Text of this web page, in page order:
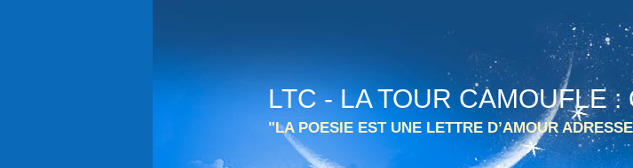
LTC - LA TOUR CAMOUFLE
"LA POESIE EST UNE LETTRE D’AMOUR